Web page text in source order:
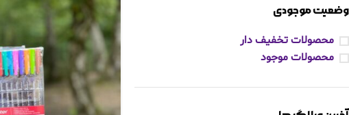
وضعیت موجودی
محصولات تخفیف دار
محصولات موجود